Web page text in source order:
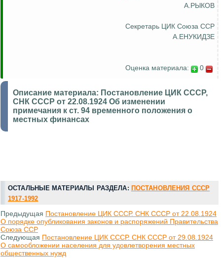
А.РЫКОВ
Секретарь ЦИК Союза ССР
А.ЕНУКИДЗЕ
Оценка материала: 0
Описание материала: Постановление ЦИК СССР,
СНК СССР от 22.08.1924 Об изменении
примечания к ст. 94 временного положения о
местных финансах
ОСТАЛЬНЫЕ МАТЕРИАЛЫ РАЗДЕЛА: ПОСТАНОВЛЕНИЯ СССР
1917-1992
Предыдущая Постановление ЦИК СССР. СНК СССР от 22.08.1924
О порядке опубликования законов и распоряжений Правительства
Союза ССР
Следующая Постановление ЦИК СССР. СНК СССР от 29.08.1924
О самообложении населения для удовлетворения местных
общественных нужд